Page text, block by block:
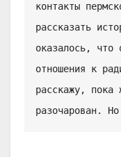
контакты
рассказать
оказалось, что
отношения к
расскажу,
разочарован.